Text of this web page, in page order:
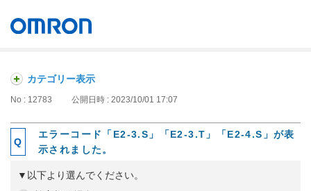
カテゴリー表示
No : 12783 公開日時 : 2023/10/01 17:07
エラーコード「E2-3.S」「E2-3.T」「E2-4.S」が表
示されました。
▼以下より選んでください。